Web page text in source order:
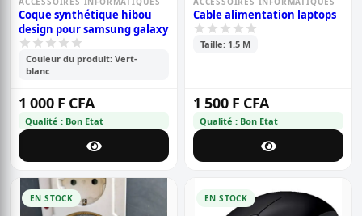
Coque synthétique hibou
design pour samsung galaxy
Couleur du produit: Vert-
blanc
1 000 F CFA
Qualité : Bon Etat
Cable alimentation laptops
Taille: 1.5 M
1 500 F CFA
Qualité : Bon Etat
EN STOCK EN STOCK